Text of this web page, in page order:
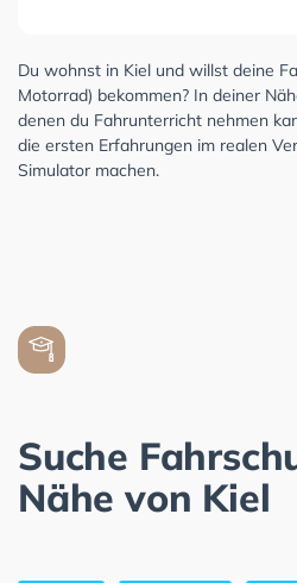
Du wohnst in Kiel und willst deine
Motorrad) bekommen? In deiner
denen du Fahrunterricht nehmen
die ersten Erfahrungen im realen
Simulator machen.
Suche
Nähe von Kiel